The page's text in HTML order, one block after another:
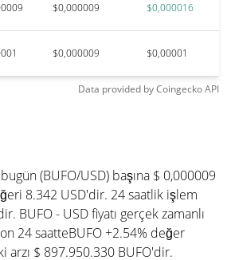
$0,000009 $0,000016
$0,000009 $0,00001
Data provided byCoingeckoAPI
(BUFO/USD) başına $ 0,000009
8.342 USD'dir. 24 saatlik işlem
BUFO - USD fiyatı gerçek zamanlı
24 saatteBUFO +2.54% değer
arzı $ 897.950.330 BUFO'dir.